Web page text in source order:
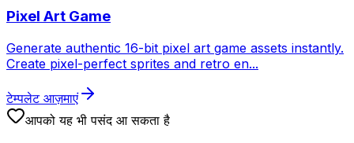
Pixel Art Game
Generate authentic 16-bit pixel art game assets instantly.
Create pixel-perfect sprites and retro en...
टेम्पलेट आज़माएं
आपको यह भी पसंद आ सकता है